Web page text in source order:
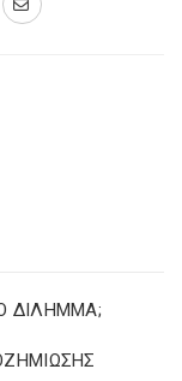
ΔΙΛΗΜΜΑ;